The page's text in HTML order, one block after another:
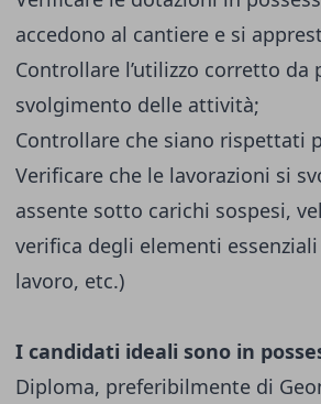
accedono al cantiere e si
Controllare l’utilizzo corretto
svolgimento delle attività;
Controllare che siano rispettati
Verificare che le lavorazioni si
assente sotto carichi sospesi,
verifica degli elementi
lavoro, etc.)
I candidati ideali sono in
Diploma, preferibilmente di